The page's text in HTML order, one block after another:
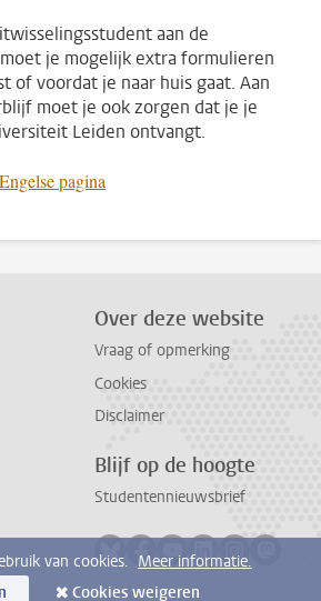
aan de
je mogelijk extra formulieren
of voordat je naar huis gaat. Aan
moet je ook zorgen dat je je
Leiden ontvangt.
pagina
Over deze website
Vraag of opmerking
Cookies
Disclaimer
Blijf op de hoogte
Studentennieuwsbrief
van cookies. Meer informatie.
Cookies weigeren